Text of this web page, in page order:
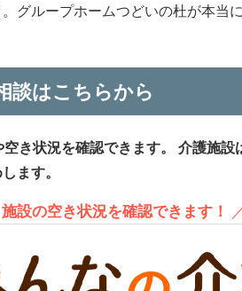
グループホームつどいの杜が本当
談はこちらから
き状況を確認できます。
介護施設
ます。
設の空き状況を確認できます！